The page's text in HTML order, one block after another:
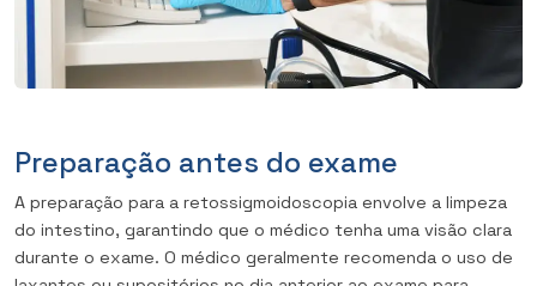
Preparação antes do exame
A preparação para a retossigmoidoscopia envolve a limpeza
do intestino, garantindo que o médico tenha uma visão clara
durante o exame. O médico geralmente recomenda o uso de